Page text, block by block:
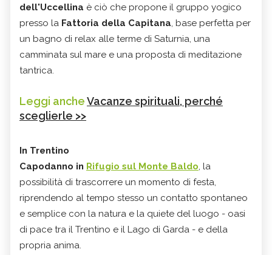
dell'Uccellina è ciò che propone il gruppo yogico
presso la Fattoria della Capitana, base perfetta per
un bagno di relax alle terme di Saturnia, una
camminata sul mare e una proposta di meditazione
tantrica.
Leggi ancheVacanze spirituali, perché
sceglierle >>
In Trentino
Capodanno in Rifugio sul Monte Baldo, la
possibilità di trascorrere un momento di festa,
riprendendo al tempo stesso un contatto spontaneo
e semplice con la natura e la quiete del luogo - oasi
di pace tra il Trentino e il Lago di Garda - e della
propria anima.